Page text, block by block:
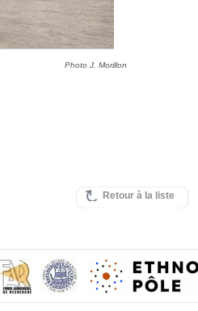
Photo J. Morillon
Retour à la liste